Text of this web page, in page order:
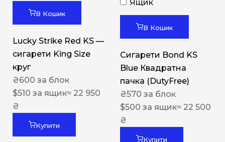
В Кошик
Lucky Strike Red KS —
сигарети King Size
круг
₴600 за блок
$510 за ящик≈ 22 950
₴
Купити
Ящик
В Кошик
Сигарети Bond KS
Blue Квадратна
пачка (DutyFree)
₴570 за блок
$500 за ящик≈ 22 500
₴
Купити